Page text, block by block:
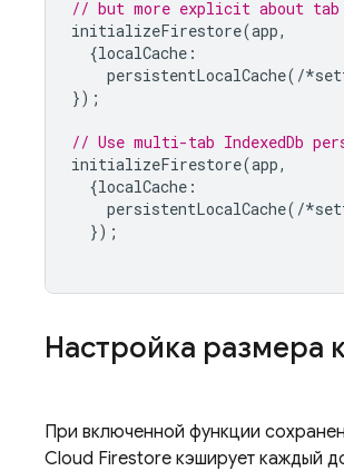
// but more explicit about tab
initializeFirestore(app,
{localCache :
persistentLocalCache( /*
});
// Use multi-tab IndexedDb
initializeFirestore(app,
{localCache :
persistentLocalCache( /*
});
Настройка размера
При включенной функции
Cloud Firestore кэширует каждый